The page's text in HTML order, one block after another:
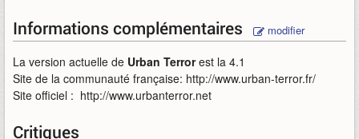
Informations complémentaires modifier
La version actuelle de Urban Terrorest la 4.1
Site de la communauté française: http://www.urban-terror.fr/
Site officiel : http://www.urbanterror.net
Critiques